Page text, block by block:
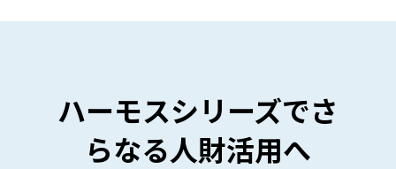
ハーモスシリーズでさ
らなる人財活用へ